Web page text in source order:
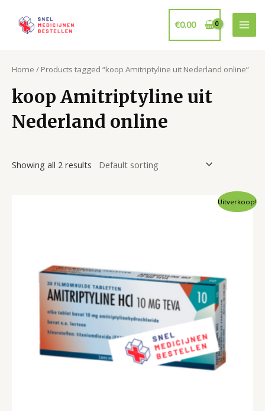
€0.00
Home / Products tagged “koop Amitriptyline uit Nederland online”
koop Amitriptyline uit
Nederland online
Showing all 2 results
Uitverkoop!